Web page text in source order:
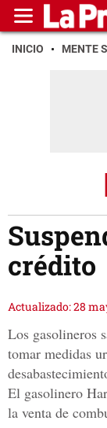
INICIO MENTE
crédito
Actualizado: 28
Los gasolineros
tomar medidas
El gasolinero
la venta de